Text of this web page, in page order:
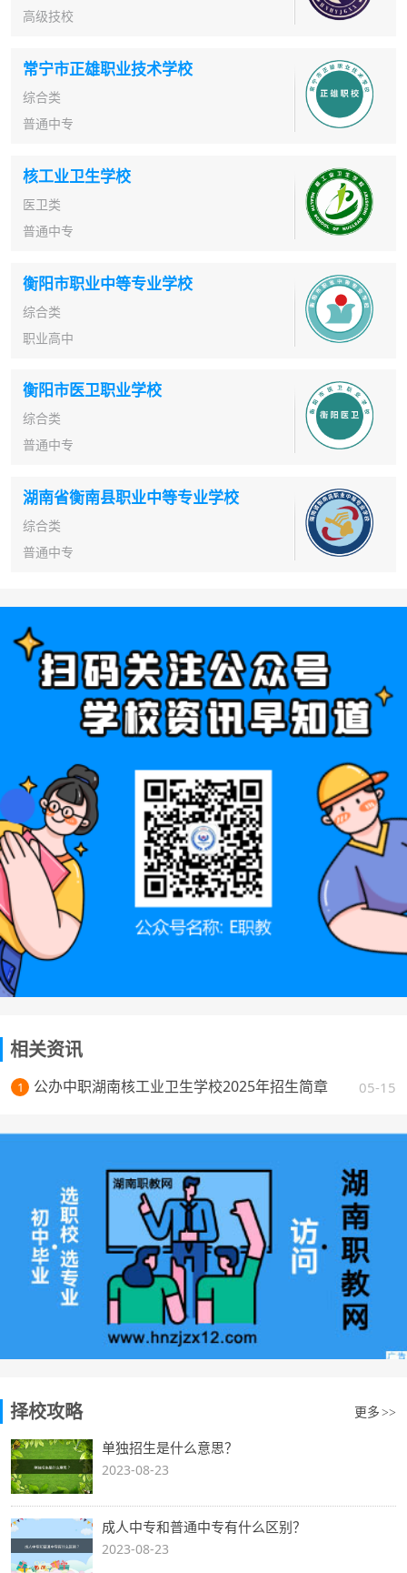
高级技校
常宁市正雄职业技术学校
综合类
普通中专
核工业卫生学校
医卫类
普通中专
衡阳市职业中等专业学校
综合类
职业高中
衡阳市医卫职业学校
综合类
普通中专
湖南省衡南县职业中等专业学校
综合类
普通中专
相关资讯
1 05-15
公办中职湖南核工业卫生学校2025年招生简章
择校攻略 更多 >>
单独招生是什么意思？
2023-08-23
成人中专和普通中专有什么区别？
2023-08-23